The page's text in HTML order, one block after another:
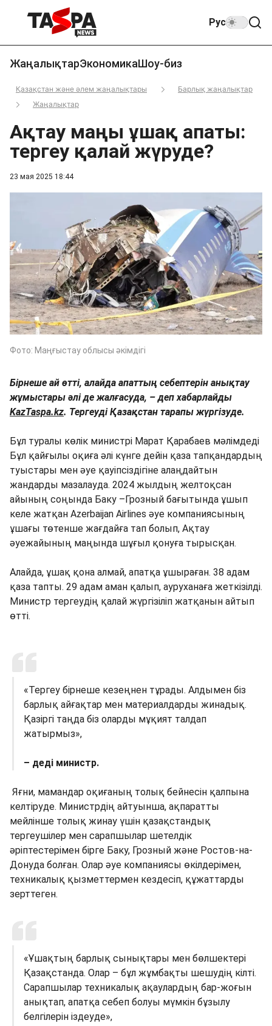
Рус
ЖаңалықтарЭкономикаШоу-биз
Қазақстан және әлем жаңалықтары
Барлық жаңалықтар
Жаңалықтар
23 мая 2025 18:44
Ақтау маңы ұшақ апаты:
тергеу қалай жүруде?
Фото: Маңғыстау облысы әкімдігі
Бірнеше ай өтті, алайда апаттың себептерін анықтау
жұмыстары әлі де жалғасуда, – деп хабарлайды
KazTaspa.kz. Тергеуді Қазақстан тарапы жүргізуде.
Бұл туралы көлік министрі Марат Қарабаев мәлімдеді
Бұл қайғылы оқиға әлі күнге дейін қаза тапқандардың
туыстары мен әуе қауіпсіздігіне алаңдайтын
жандарды мазалауда. 2024 жылдың желтоқсан
айының соңында Баку –Грозный бағытында ұшып
келе жатқан Azerbaijan Airlines әуе компаниясының
ұшағы төтенше жағдайға тап болып, Ақтау
әуежайының маңында шұғыл қонуға тырысқан.
Алайда, ұшақ қона алмай, апатқа ұшыраған. 38 адам
қаза тапты. 29 адам аман қалып, ауруханаға жеткізілді.
Министр тергеудің қалай жүргізіліп жатқанын айтып
өтті.
«Тергеу бірнеше кезеңнен тұрады. Алдымен біз
барлық айғақтар мен материалдарды жинадық.
Қазіргі таңда біз оларды мұқият талдап
жатырмыз»,
– деді министр.
Яғни, мамандар оқиғаның толық бейнесін қалпына
келтіруде. Министрдің айтуынша, ақпаратты
мейлінше толық жинау үшін қазақстандық
тергеушілер мен сарапшылар шетелдік
әріптестерімен бірге Баку, Грозный және Ростов-на-
Донуда болған. Олар әуе компаниясы өкілдерімен,
техникалық қызметтермен кездесіп, құжаттарды
зерттеген.
«Ұшақтың барлық сынықтары мен бөлшектері
Қазақстанда. Олар – бұл жұмбақты шешудің кілті.
Сарапшылар техникалық ақаулардың бар-жоғын
анықтап, апатқа себеп болуы мүмкін бұзылу
белгілерін іздеуде»,